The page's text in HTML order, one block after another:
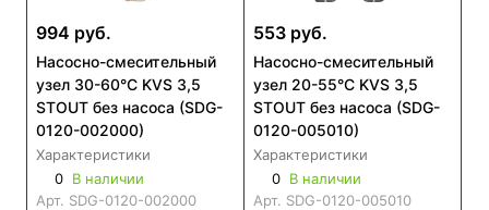
994 руб.
Насосно-смесительный
узел 30-60°С KVS 3,5
STOUT без насоса (SDG-
0120-002000)
Характеристики
0 В наличии
Арт. SDG-0120-002000
553 руб.
Насосно-смесительный
узел 20-55°C KVS 3,5
STOUT без насоса (SDG-
0120-005010)
Характеристики
0 В наличии
Арт. SDG-0120-005010